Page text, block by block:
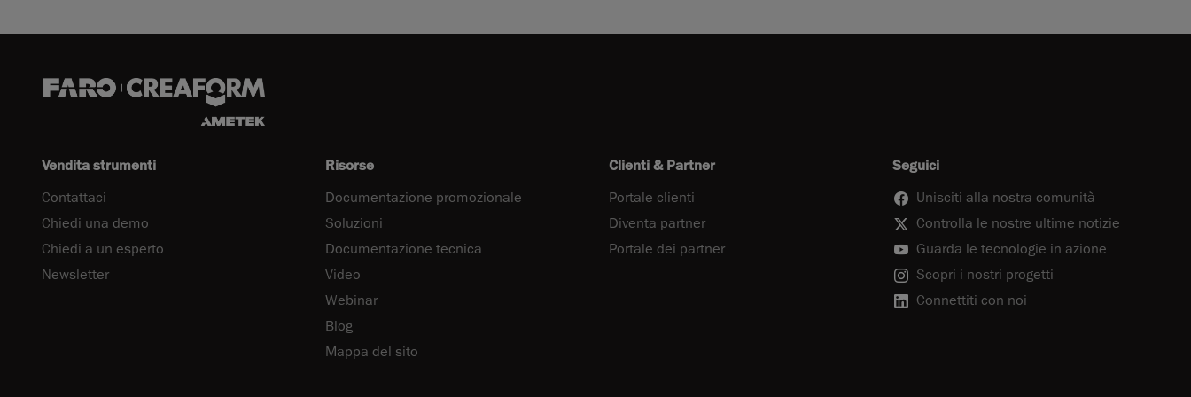
Vendita strumenti
Contattaci
Chiedi una demo
Chiedi a un esperto
Newsletter
Risorse
Documentazione promozionale
Soluzioni
Documentazione tecnica
Video
Webinar
Blog
Mappa del sito
Clienti & Partner
Portale clienti
Diventa partner
Portale dei partner
Seguici
Unisciti alla nostra comunità
Controlla le nostre ultime notizie
Guarda le tecnologie in azione
Scopri i nostri progetti
Connettiti con noi